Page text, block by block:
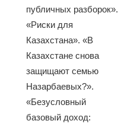
публичных разборок».
«Риски для
Казахстана». «В
Казахстане снова
защищают семью
Назарбаевых?».
«Безусловный
базовый доход: